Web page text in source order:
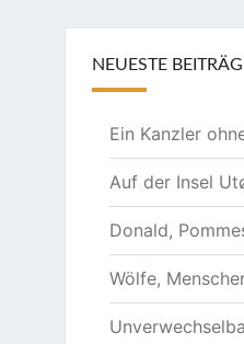
NEUESTE
Ein Kanzler
Auf der Insel
Donald,
Wölfe,